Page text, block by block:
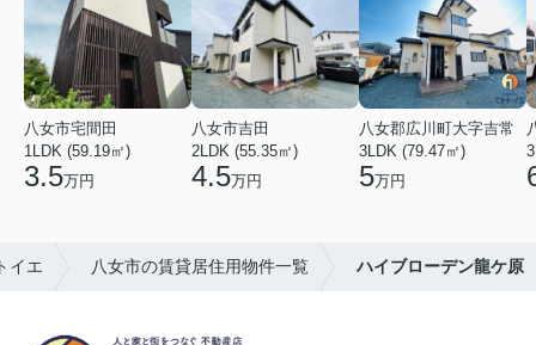
八女市宅間田
1LDK (59.19㎡)
3.5万円
八女市吉田
2LDK (55.35㎡)
4.5万円
八女郡広川町大字吉常
3LDK (79.47㎡)
5万円
イエ 八女市の賃貸居住用物件一覧 ハイブローデン龍ケ原